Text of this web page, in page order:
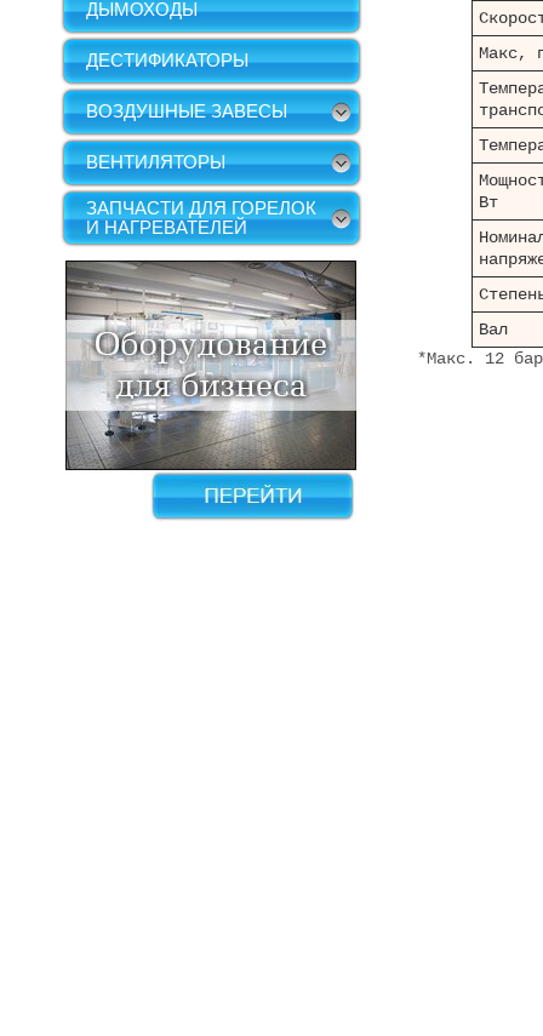
ДЫМОХОДЫ
ДЕСТИФИКАТОРЫ
ВОЗДУШНЫЕ ЗАВЕСЫ
ВЕНТИЛЯТОРЫ
ЗАПЧАСТИ ДЛЯ ГОРЕЛОК
И НАГРЕВАТЕЛЕЙ
Макс,
Вт
Вал
*Макс. 12